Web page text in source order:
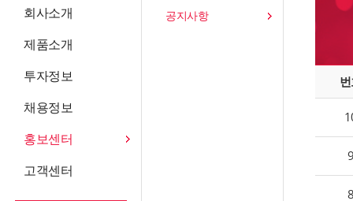
회사소개
제품소개
투자정보
채용정보
홍보센터
공지사항
고객센터